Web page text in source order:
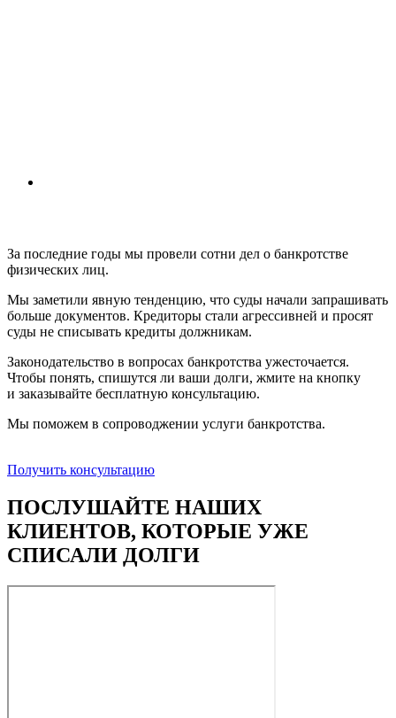
За последние годы мы провели сотни дел о банкротстве
физических лиц.
Мы заметили явную тенденцию, что суды начали запрашивать
больше документов. Кредиторы стали агрессивней и просят
суды не списывать кредиты должникам.
Законодательство в вопросах банкротства ужесточается.
Чтобы понять, спишутся ли ваши долги, жмите на кнопку
и заказывайте бесплатную консультацию.
Мы поможем в сопроводжении услуги банкротства.
Получить консультацию
ПОСЛУШАЙТЕ НАШИХ
КЛИЕНТОВ, КОТОРЫЕ УЖЕ
СПИСАЛИ ДОЛГИ